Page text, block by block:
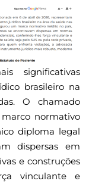
significativas
brasileiro na
O chamado
normativo
diploma legal
dispersas em
e construções
vinculante e